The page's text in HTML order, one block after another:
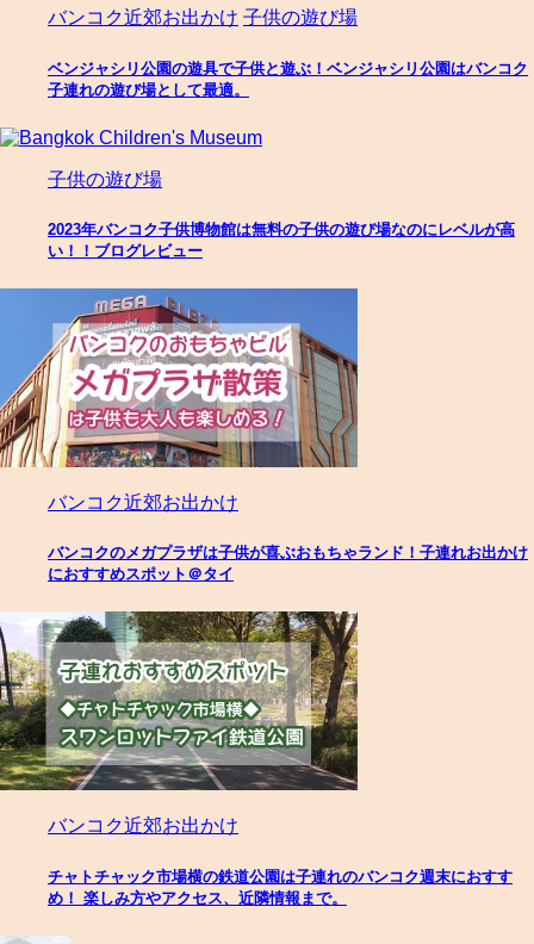
バンコク近郊お出かけ 子供の遊び場
ベンジャシリ公園の遊具で子供と遊ぶ！ベンジャシリ公園はバンコク
子連れの遊び場として最適。
子供の遊び場
2023年バンコク子供博物館は無料の子供の遊び場なのにレベルが高
い！！ブログレビュー
バンコク近郊お出かけ
バンコクのメガプラザは子供が喜ぶおもちゃランド！子連れお出かけ
におすすめスポット＠タイ
バンコク近郊お出かけ
チャトチャック市場横の鉄道公園は子連れのバンコク週末におすす
め！ 楽しみ方やアクセス、近隣情報まで。